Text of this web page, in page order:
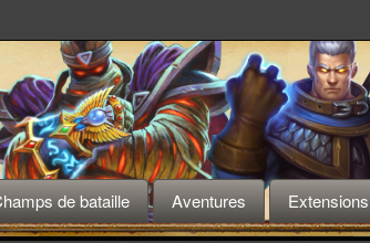
de bataille Aventures Extensions